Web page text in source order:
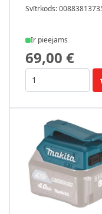
Svītrkods:
Ir pieejams
69,00 €